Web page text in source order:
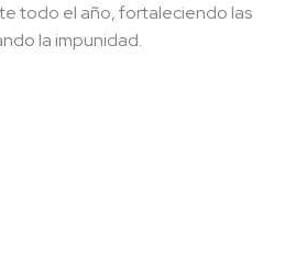
todo el año, fortaleciendo las
la impunidad.